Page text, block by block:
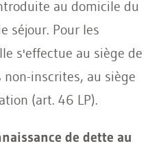
au domicile du
séjour. Pour les
s'effectue au siège de
inscrites, au siège
(art. 46 LP).
de dette au